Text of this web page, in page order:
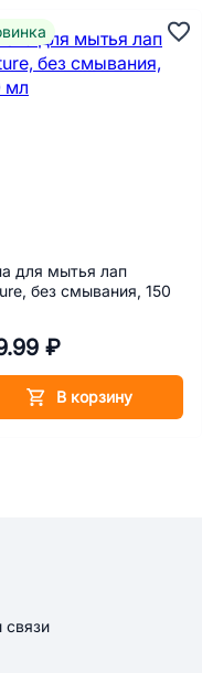
для мытья лап
без смывания, 150
₽
В корзину
связи